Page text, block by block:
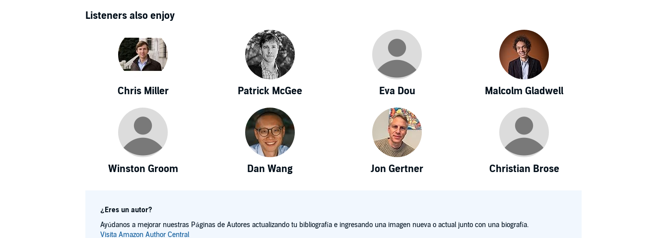
Listeners also enjoy
Chris Miller Patrick McGee Eva Dou Malcolm Gladwell
Winston Groom Dan Wang Jon Gertner Christian Brose
¿Eres un autor?
Ayúdanos a mejorar nuestras Páginas de Autores actualizando tu bibliografía e ingresando una imagen nueva o actual junto con una biografía.
Visita Amazon Author Central